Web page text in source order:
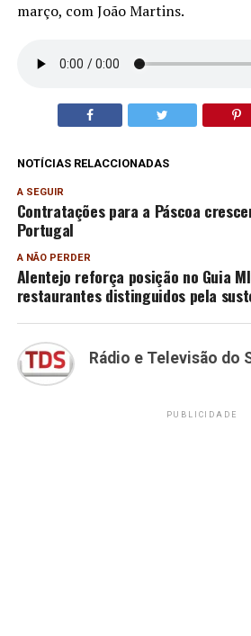
março, com João Martins.
NOTÍCIAS RELACCIONADAS
A SEGUIR
Contratações para a Páscoa
Portugal
A NÃO PERDER
Alentejo reforça posição no Guia
restaurantes distinguidos pela
Rádio e Televisão do
PUBLICIDADE